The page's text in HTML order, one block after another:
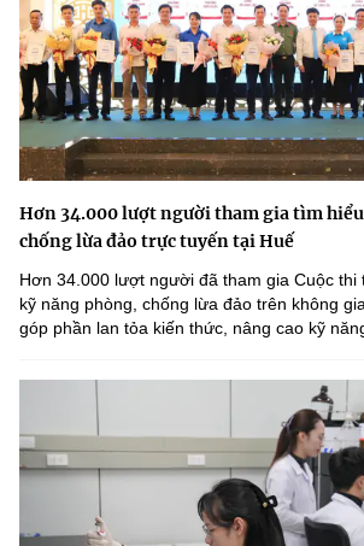
Hơn 34.000 lượt người tham gia tìm
chống lừa đảo trực tuyến tại Huế
Hơn 34.000 lượt người đã tham gia Cuộc thi
kỹ năng phòng, chống lừa đảo trên không
góp phần lan tỏa kiến thức, nâng cao kỹ